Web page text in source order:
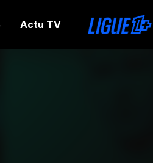
Actu TV